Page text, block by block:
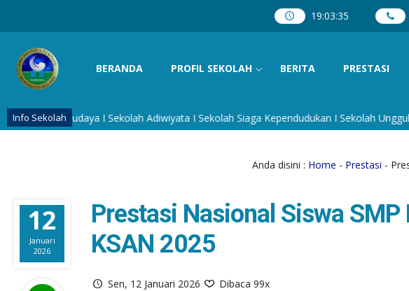
19:03:36
BERANDA PROFIL SEKOLAH BERITA PRESTASI
Info Sekolah
I Sekolah Adiwiyata I Sekolah Siaga Kependudukan I Sekolah Unggulan SMP
Anda disini : Home - Prestasi -
12
Januari
2026
Prestasi Nasional Siswa
KSAN 2025
Sen, 12 Januari 2026 Dibaca 99x